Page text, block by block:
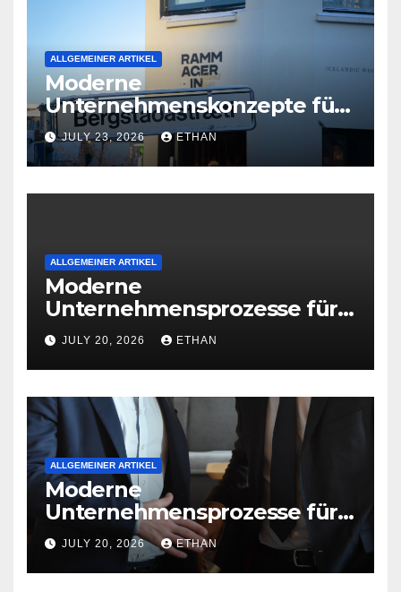
ALLGEMEINER ARTIKEL
Moderne
Unternehmenskonzepte für
wirtschaftliche
Organisationsreife
JULY 23, 2026 ETHAN
ALLGEMEINER ARTIKEL
Moderne
Unternehmensprozesse für
nachhaltige
Betriebsentwicklung
JULY 20, 2026 ETHAN
ALLGEMEINER ARTIKEL
Moderne
Unternehmensprozesse für
nachhaltige
Strukturentwicklung
JULY 20, 2026 ETHAN